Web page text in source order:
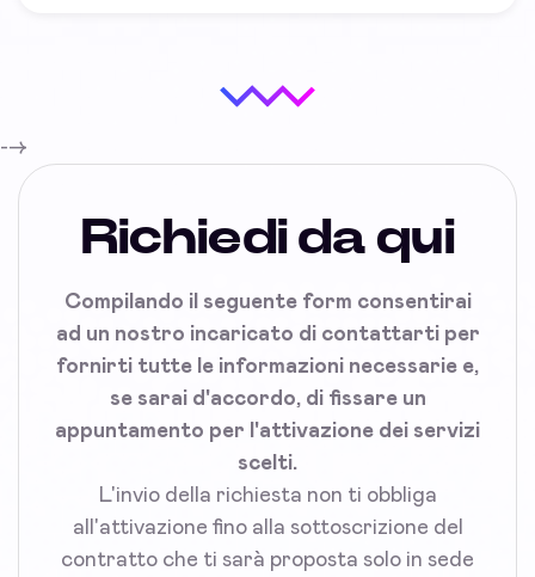
-->
Richiedi da qui
Compilando il seguente form consentirai
ad un nostro incaricato di contattarti per
fornirti tutte le informazioni necessarie e,
se sarai d'accordo, di fissare un
appuntamento per l'attivazione dei servizi
scelti.
L'invio della richiesta non ti obbliga
all'attivazione fino alla sottoscrizione del
contratto che ti sarà proposta solo in sede